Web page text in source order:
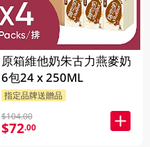
原箱維他奶朱古力燕麥奶
6包24 x 250ML
指定品牌送贈品
$104.00
$72.00